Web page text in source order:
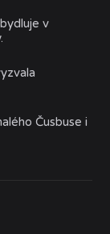
v
Čusbuse i